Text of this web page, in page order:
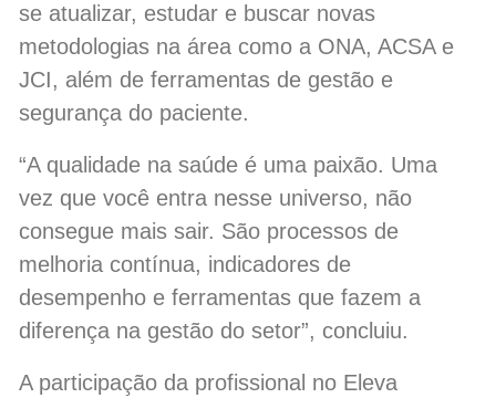
se atualizar, estudar e buscar novas
metodologias na área como a ONA, ACSA e
JCI, além de ferramentas de gestão e
segurança do paciente.
“A qualidade na saúde é uma paixão. Uma
vez que você entra nesse universo, não
consegue mais sair. São processos de
melhoria contínua, indicadores de
desempenho e ferramentas que fazem a
diferença na gestão do setor”, concluiu.
A participação da profissional no Eleva